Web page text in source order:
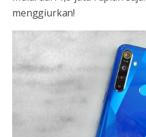
menggiurkan!